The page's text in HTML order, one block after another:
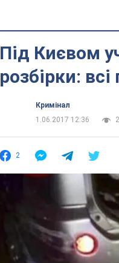
Під Києвом
розбірки:
Кримінал
1.06.2017 12:36
2